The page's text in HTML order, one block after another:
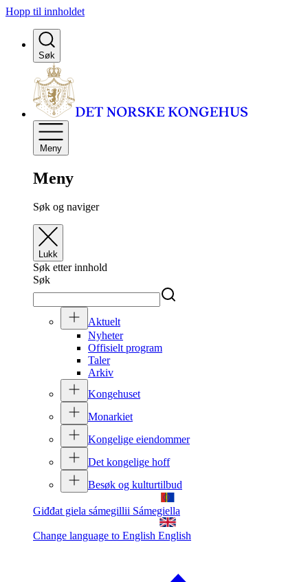
Hopp til innholdet
Søk
Meny
Meny
Søk og naviger
Lukk
Søk etter innhold
Søk
Aktuelt
Nyheter
Offisielt program
Taler
Arkiv
Kongehuset
Monarkiet
Kongelige eiendommer
Det kongelige hoff
Besøk og kulturtilbud
Giđđat giela sámegillii Sámegiella
Change language to English English